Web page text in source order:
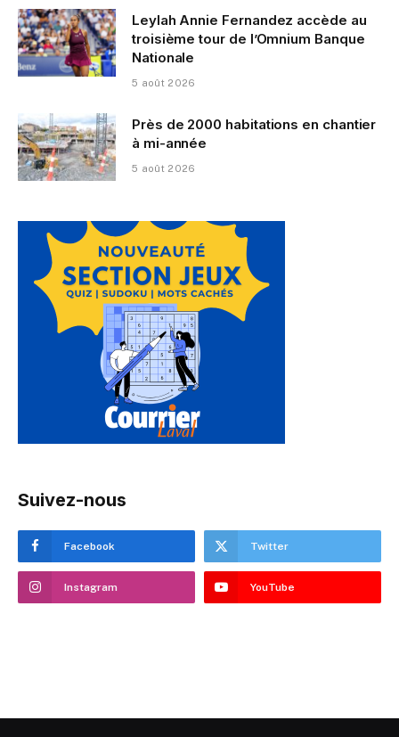
Leylah Annie Fernandez accède au
troisième tour de l’Omnium Banque
Nationale
5 août 2026
Près de 2000 habitations en chantier
à mi-année
5 août 2026
Suivez-nous
Facebook Twitter
Instagram YouTube